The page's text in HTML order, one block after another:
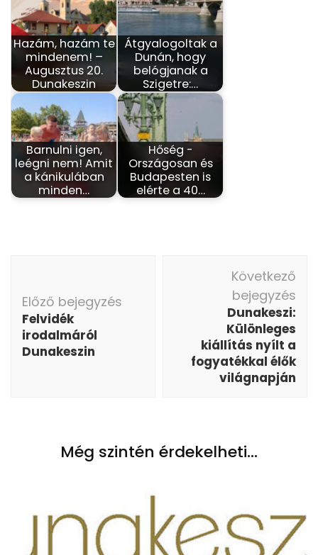
Hazám, hazám te
mindenem! –
Augusztus 20.
Dunakeszin
Átgyalogoltak a
Dunán, hogy
belógjanak a
Szigetre:…
Barnulni igen,
leégni nem! Amit
a kánikulában
minden…
Hőség -
Országosan és
Budapesten is
elérte a 40…
Előző bejegyzés
Felvidék
irodalmáról
Dunakeszin
Következő
bejegyzés
Dunakeszi:
Különleges
kiállítás nyílt a
fogyatékkal élők
világnapján
Még szintén érdekelheti...